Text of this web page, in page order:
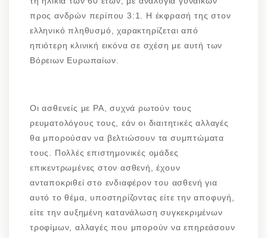
προς ανδρών περίπου 3:1. Η έκφρασή της στον
ελληνικό πληθυσμό, χαρακτηρίζεται από
ηπιότερη κλινική εικόνα σε σχέση με αυτή των
Βόρειων Ευρωπαίων.
Οι ασθενείς με ΡΑ, συχνά ρωτούν τους
ρευματολόγους τους, εάν οι διαιτητικές αλλαγές
θα μπορούσαν να βελτιώσουν τα συμπτώματα
τους. Πολλές επιστημονικές ομάδες
επικεντρωμένες στον ασθενή, έχουν
ανταποκριθεί στο ενδιαφέρον του ασθενή για
αυτό το θέμα, υποστηρίζοντας είτε την αποφυγή,
είτε την αυξημένη κατανάλωση συγκεκριμένων
τροφίμων, αλλαγές που μπορούν να επηρεάσουν